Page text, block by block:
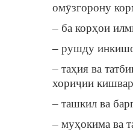
омӯзгорону
– ба корҳои
– рушду
– таҳия ва
хориҷии
– ташкил ва
– муҳокима ва